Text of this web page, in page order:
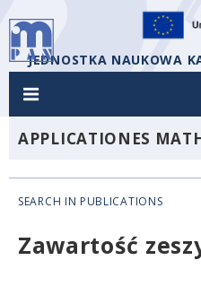
JEDNOSTKA NAUKOWA
APPLICATIONES
SEARCH IN PUBLICATIONS
Zawartość